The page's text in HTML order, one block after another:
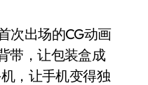
次出场的CG动画
带，让包装盒成
，让手机变得独